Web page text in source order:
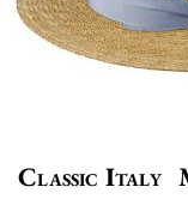
Classic Italy